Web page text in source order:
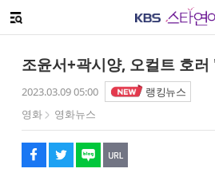
메뉴 열기
조윤서+곽시양, 오컬트 호
2023.03.09 05:00
랭킹뉴스
영화
영화뉴스
페이스북
트위터
네이버
URL복사
글씨 작게보기
글씨 크게보기